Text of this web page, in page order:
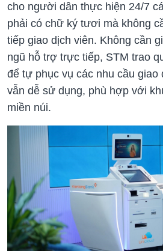
cho người dân thực hiện 24/7
phải có chữ ký tươi mà không
tiếp giao dịch viên. Không cần
ngũ hỗ trợ trực tiếp, STM trao
để tự phục vụ các nhu cầu giao
vẫn dễ sử dụng, phù hợp với
miền núi.